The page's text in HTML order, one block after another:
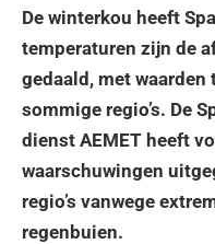
De winterkou heeft
temperaturen zijn de
gedaald, met
sommige regio’s. De
dienst AEMET heeft
waarschuwingen
regio’s vanwege
regenbuien.